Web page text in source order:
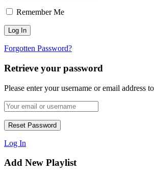
Remember Me
Forgotten Password?
Retrieve your password
Please enter your username or email address
Log In
Add New Playlist